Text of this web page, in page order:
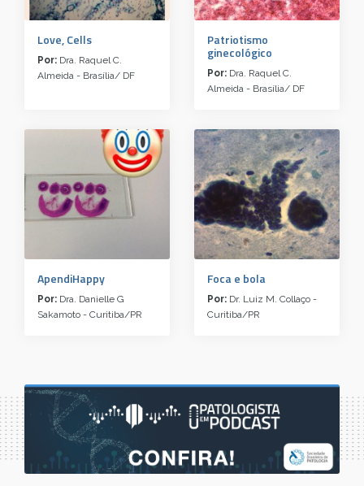
Love, Cells
Por: Dra. Raquel C.
Almeida - Brasília/ DF
Patriotismo
ginecológico
Por: Dra. Raquel C.
Almeida - Brasília/ DF
ApendiHappy
Por: Dra. Danielle G
Sakamoto - Curitiba/PR
Foca e bola
Por: Dr. Luiz M. Collaço -
Curitiba/PR